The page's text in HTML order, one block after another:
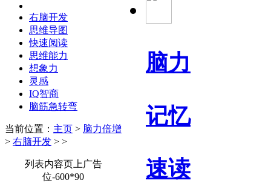
脑力
记忆
速读
右脑开发
思维导图
快速阅读
思维能力
想象力
灵感
IQ智商
脑筋急转弯
当前位置： 主页 > 脑力倍增
> 右脑开发 > >
列表内容页上广告
位-600*90